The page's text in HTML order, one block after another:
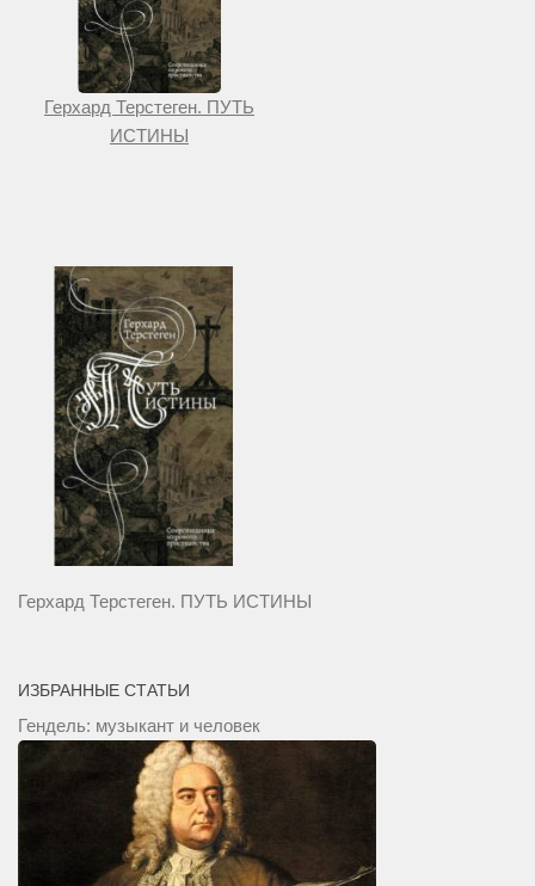
Герхард Терстеген. ПУТЬ
ИСТИНЫ
Герхард Терстеген. ПУТЬ ИСТИНЫ
ИЗБРАННЫЕ СТАТЬИ
Гендель: музыкант и человек